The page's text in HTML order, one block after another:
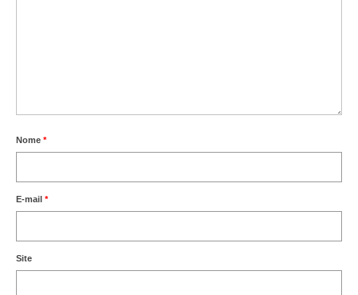
FIQUE POR DENTRO
Publicações
Editais
Nome *
E-mail *
Site